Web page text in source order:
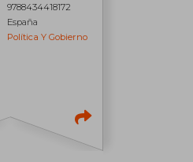
9788434418172
España
Política Y Gobierno